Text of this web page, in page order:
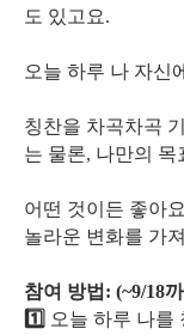
도 있고요.
오늘 하루 나 자신
칭찬을 차곡차곡
는 물론, 나만의
어떤 것이든 좋아
놀라운 변화를 가
참여 방법: (~9/18
1️⃣ 오늘 하루 나를